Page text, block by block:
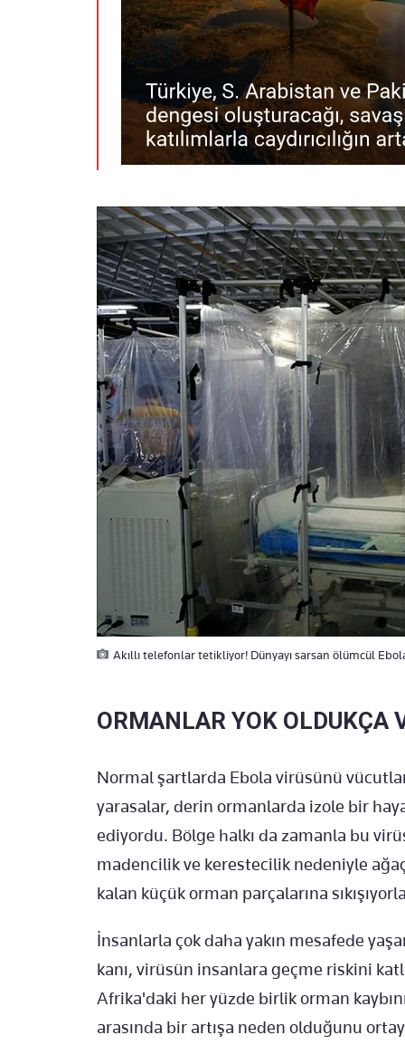
Akıllı telefonlar tetikliyor! Dünyayı sarsan ölümcül
ORMANLAR YOK OLDUKÇA
Normal şartlarda Ebola virüsünü
yarasalar, derin ormanlarda izole bir
ediyordu. Bölge halkı da zamanla bu
madencilik ve kerestecilik nedeniyle
kalan küçük orman parçalarına
İnsanlarla çok daha yakın mesafede
kanı, virüsün insanlara geçme riskini
Afrika'daki her yüzde birlik orman
arasında bir artışa neden olduğunu